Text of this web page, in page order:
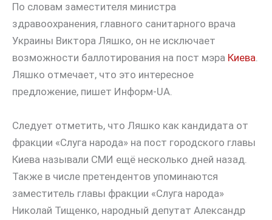
По словам заместителя министра
здравоохранения, главного санитарного врача
Украины Виктора Ляшко, он не исключает
возможности баллотирования на пост мэра Киева.
Ляшко отмечает, что это интересное
предложение, пишет Информ-UA.
Следует отметить, что Ляшко как кандидата от
фракции «Слуга народа» на пост городского главы
Киева называли СМИ ещё несколько дней назад.
Также в числе претендентов упоминаются
заместитель главы фракции «Слуга народа»
Николай Тищенко, народный депутат Александр